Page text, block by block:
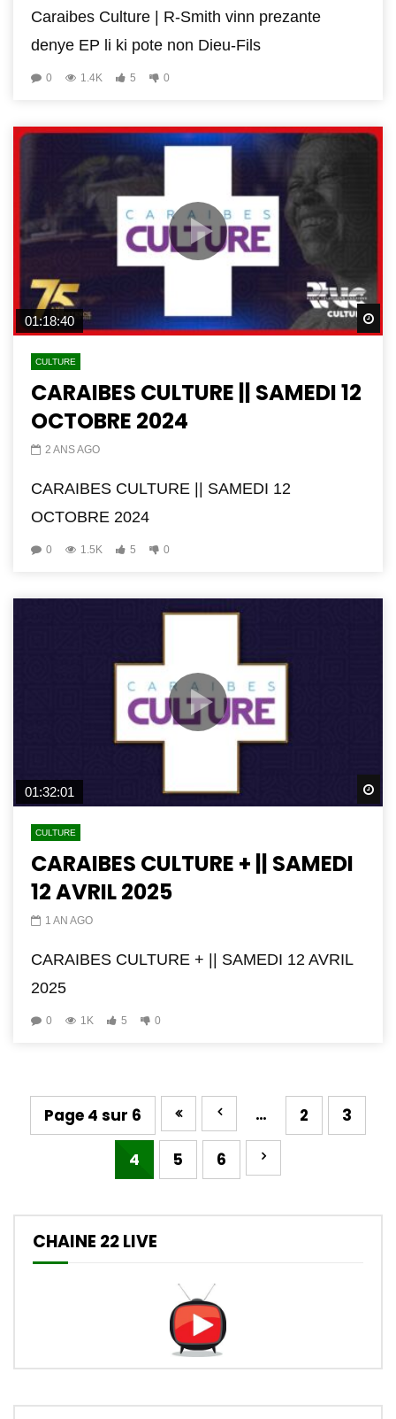
Caraibes Culture | R-Smith vinn prezante
denye EP li ki pote non Dieu-Fils
0 1.4K 5 0
01:18:40
CULTURE
CARAIBES CULTURE || SAMEDI 12
OCTOBRE 2024
2 ANS AGO
CARAIBES CULTURE || SAMEDI 12
OCTOBRE 2024
0 1.5K 5 0
01:32:01
CULTURE
CARAIBES CULTURE + || SAMEDI
12 AVRIL 2025
1 AN AGO
CARAIBES CULTURE + || SAMEDI 12 AVRIL
2025
0 1K 5 0
Page 4 sur 6 … 2 3
4 5 6
CHAINE 22 LIVE